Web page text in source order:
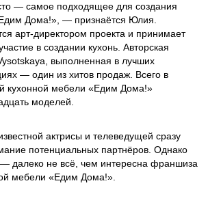
— самое подходящее для создания
Дома!», — признаётся Юлия.
арт-директором проекта и принимает
в создании кухонь. Авторская
выполненная в лучших
— один из хитов продаж. Всего в
кухонной мебели «Едим Дома!»
моделей.
актрисы и телеведущей сразу
потенциальных партнёров. Однако
далеко не всё, чем интересна франшиза
мебели «Едим Дома!».